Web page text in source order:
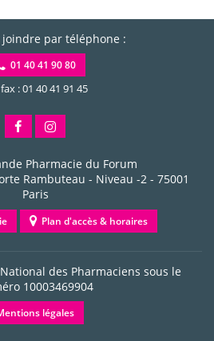
joindre par téléphone :
01 40 41 90 80
: 01 40 41 91 45
Pharmacie du Forum
Rambuteau - Niveau -2- 75001
Paris
Plan d'accès & horaires
des Pharmaciens sous le
10003469904
légales